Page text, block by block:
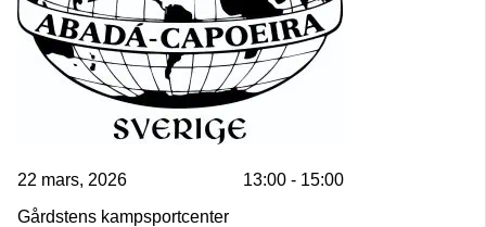
22 mars, 2026
13:00 - 15:00
Gårdstens kampsportcenter